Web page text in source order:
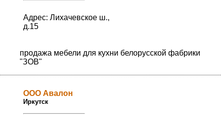
Адрес: Лихачевское ш.,
д.15
продажа мебели для кухни белорусской фабрики
"ЗОВ"
ООО Авалон
Иркутск